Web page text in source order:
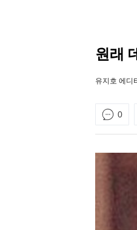
원래
유지호 에디
0